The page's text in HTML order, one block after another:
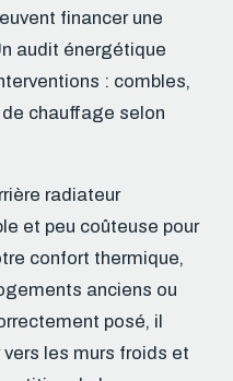
financer une
audit énergétique
: combles,
chauffage selon
radiateur
et peu coûteuse pour
confort thermique,
anciens ou
posé, il
les murs froids et